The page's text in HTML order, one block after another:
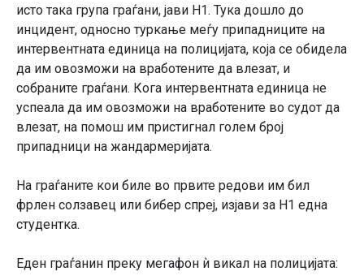
исто така група граѓани, јави Н1. Тука дошло до
инцидент, односно туркање меѓу припадниците на
интервентната единица на полицијата, која се обидела
да им овозможи на вработените да влезат, и
собраните граѓани. Кога интервентната единица не
успеала да им овозможи на вработените во судот да
влезат, на помош им пристигнал голем број
припадници на жандармеријата.
На граѓаните кои биле во првите редови им бил
фрлен солзавец или бибер спреј, изјави за Н1 една
студентка.
Еден граѓанин преку мегафон ѝ викал на полицијата: